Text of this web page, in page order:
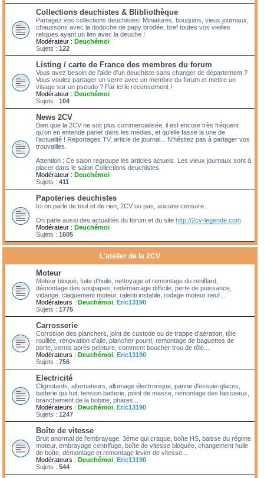
Collections deuchistes & Blibliothèque
Partagez vos collections deuchistes! Miniatures, bouquins, vieux journaux,
chaussons avec la dodoche de papy brodée, bref toutes vos vieilles
reliques ayant un lien avec la deuche !
Modérateur : Deuchémoi
Sujets : 122
Listing / carte de France des membres du forum
Vous avez besoin de l'aide d'un deuchiste sans changer de département ?
Vous voulez partager un verre avec un membre du forum et mettre un
visage sur un pseudo ? Par ici le recensement !
Modérateur : Deuchémoi
Sujets : 104
News 2CV
Bien que la 2CV ne soit plus commercialisée, il est encore très fréquent
qu'on en entende parler dans les médias, et qu'elle fasse la une de
l'actualité ! Reportages TV, article de journal... N'hésitez pas à partager vos
trouvailles.
Attention : Ce salon regroupe les articles actuels. Les vieux journaux sont à
placer dans le salon Collections deuchistes.
Modérateur : Deuchémoi
Sujets : 411
Papoteries deuchistes
Ici on parle de tout et de rien, 2CV ou pas, aucune censure.
On parle aussi des actualités du forum et du site http://2cv-legende.com
Modérateur : Deuchémoi
Sujets : 1605
L'atelier de la 2CV
Moteur
Moteur bloqué, fuite d'huile, nettoyage et remontage du reniflard,
démontage des soupapes, redémarrage difficile, perte de puissance,
vidange, claquement moteur, ralenti instable, rodage moteur neuf...
Modérateurs : Deuchémoi Eric13190
Sujets : 1775
Carrosserie
Corrosion des planchers, joint de custode ou de trappe d'aération, tôle
rouillée, rénovation d'aile, plancher pourri, remontage de baguettes de
porte, vernis après peinture, comment boucher trou de tôle...
Modérateurs : Deuchémoi Eric13190
Sujets : 756
Electricité
Clignotants, alternateurs, allumage électronique, panne d'essuie-glaces,
batterie qui fuit, tension batterie, point de masse, remontage des faisceaux,
branchement de la bobine, phares...
Modérateurs : Deuchémoi Eric13190
Sujets : 1247
Boîte de vitesse
Bruit anormal de l'embrayage, 3ème qui craque, boîte HS, baisse du régime
moteur, embrayage centrifuge, boîte de vitesse bloquée, changement huile
de boîte, démontage et remontage levier de vitesse...
Modérateurs : Deuchémoi Eric13190
Sujets : 544